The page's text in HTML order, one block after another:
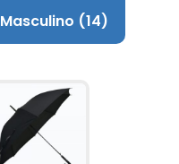
Masculino (14)